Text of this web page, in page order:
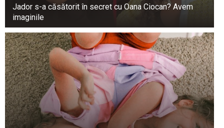
Jador s-a căsătorit în secret cu Oana Ciocan? Avem
imaginile